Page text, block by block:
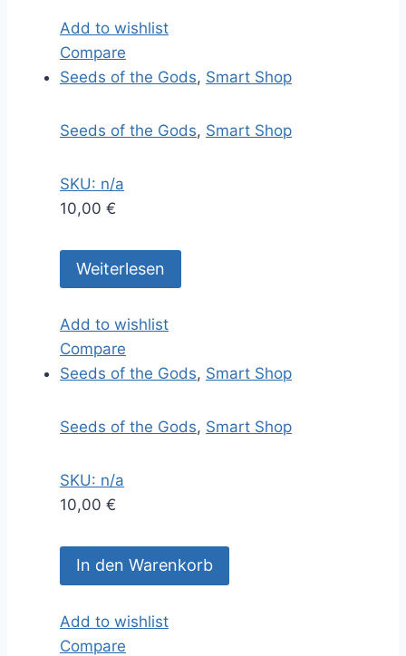
Add to wishlist
Compare
Seeds of the Gods, Smart Shop
Seeds of the Gods, Smart Shop
SKU: n/a
10,00 €
Weiterlesen
Add to wishlist
Compare
Seeds of the Gods, Smart Shop
Seeds of the Gods, Smart Shop
SKU: n/a
10,00 €
In den Warenkorb
Add to wishlist
Compare